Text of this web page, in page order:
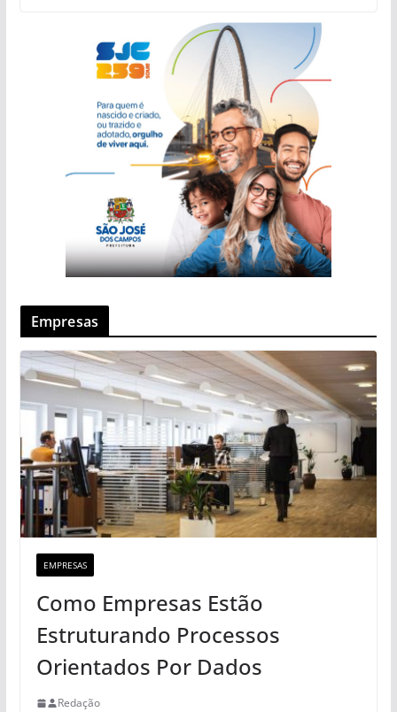
Empresas
EMPRESAS
Como Empresas Estão
Estruturando Processos
Orientados Por Dados
Redação